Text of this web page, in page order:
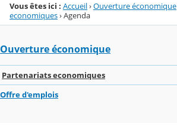
Vous êtes ici : Accueil›Ouverture économique
economiques›Agenda
Ouverture économique
Partenariats economiques
Offre d'emplois